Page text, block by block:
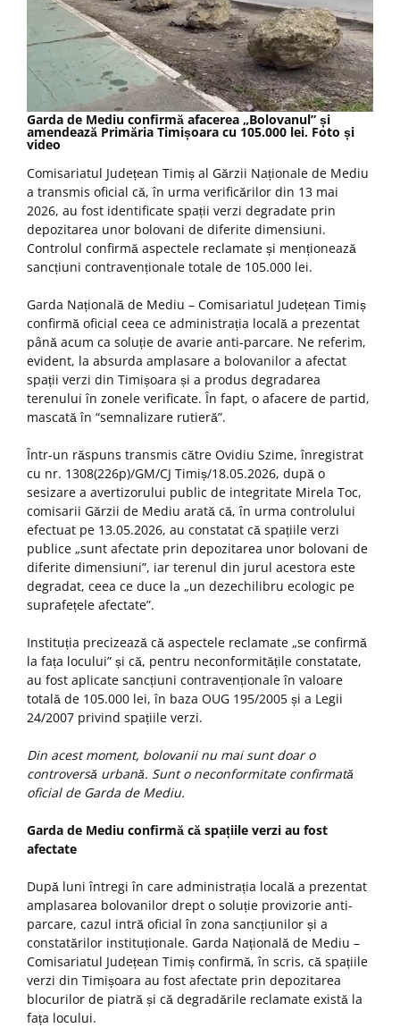
Garda de Mediu confirmă afacerea „Bolovanul” și
amendează Primăria Timișoara cu 105.000 lei. Foto și
video
Comisariatul Județean Timiș al Gărzii Naționale de Mediu
a transmis oficial că, în urma verificărilor din 13 mai
2026, au fost identificate spații verzi degradate prin
depozitarea unor bolovani de diferite dimensiuni.
Controlul confirmă aspectele reclamate și menționează
sancțiuni contravenționale totale de 105.000 lei.
Garda Națională de Mediu – Comisariatul Județean Timiș
confirmă oficial ceea ce administrația locală a prezentat
până acum ca soluție de avarie anti-parcare. Ne referim,
evident, la absurda amplasare a bolovanilor a afectat
spații verzi din Timișoara și a produs degradarea
terenului în zonele verificate. În fapt, o afacere de partid,
mascată în “semnalizare rutieră”.
Într-un răspuns transmis către Ovidiu Szime, înregistrat
cu nr. 1308(226p)/GM/CJ Timiș/18.05.2026, după o
sesizare a avertizorului public de integritate Mirela Toc,
comisarii Gărzii de Mediu arată că, în urma controlului
efectuat pe 13.05.2026, au constatat că spațiile verzi
publice „sunt afectate prin depozitarea unor bolovani de
diferite dimensiuni”, iar terenul din jurul acestora este
degradat, ceea ce duce la „un dezechilibru ecologic pe
suprafețele afectate”.
Instituția precizează că aspectele reclamate „se confirmă
la fața locului” și că, pentru neconformitățile constatate,
au fost aplicate sancțiuni contravenționale în valoare
totală de 105.000 lei, în baza OUG 195/2005 și a Legii
24/2007 privind spațiile verzi.
Din acest moment, bolovanii nu mai sunt doar o
controversă urbană. Sunt o neconformitate confirmată
oficial de Garda de Mediu.
Garda de Mediu confirmă că spațiile verzi au fost
afectate
După luni întregi în care administrația locală a prezentat
amplasarea bolovanilor drept o soluție provizorie anti-
parcare, cazul intră oficial în zona sancțiunilor și a
constatărilor instituționale. Garda Națională de Mediu –
Comisariatul Județean Timiș confirmă, în scris, că spațiile
verzi din Timișoara au fost afectate prin depozitarea
blocurilor de piatră și că degradările reclamate există la
fața locului.